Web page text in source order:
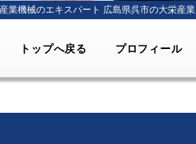
業機械のエキスパート 広島県呉市の大栄産業
トップへ戻る プロフィール